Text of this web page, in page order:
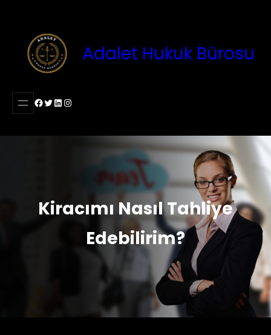
Adalet Hukuk Bürosu
Facebook
Twitter
LinkedIn
Instagram
Kiracımı Nasıl Tahliye
Edebilirim?